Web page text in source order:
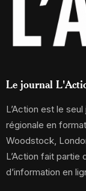
Le journal
L’Action est le
régionale en
Woodstock,
L’Action fait
d’information en